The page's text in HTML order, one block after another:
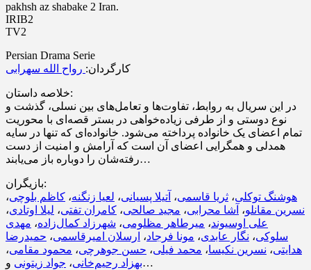
pakhsh az shabake 2 Iran.
IRIB2
TV2
Persian Drama Serie
کارگردان: رواح الله سهرابی
خلاصه داستان:
در این سریال به روابط، تفاوت‌ها و تعامل‌های بین نسلی، گذشت و
نوع دوستی و از طرفی زیاده‌خواهی در بستر قصه‌ای با محوریت
تمام اعضای یک خانواده پرداخته می‌شود. خانواده‌ای که تنها در سایه
همدلی و همگرایی اعضای آن است که آرامش و امنیت از دست
رفته‌شان را دوباره باز می‌یابند…
بازیگران:
هوشنگ توکلی، ثریا قاسمی، آتیلا پسیانی، لعیا زنگنه، کاظم بلوچی،
نسرین مقانلو، آشا محرابی، مجید صالحی، کامران تفتی، لیلا اوتادی،
علی اوسیوند، میرطاهر مظلومی، شهرزاد کمال‌زاده، مهدی
سلوکی، نگار عابدی، مونا فرجاد، ارسلان امیرقاسمی، حمیدرضا
هدایتی، نسرین نکیسا، محمد فیلی، حسن جوهرچی، محمود مقامی،
بهزاد رحیم‌خانی، جواد زیتونی و…